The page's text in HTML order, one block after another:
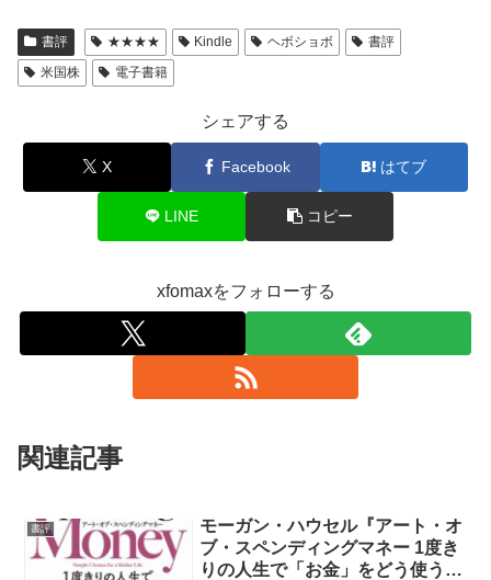
書評 ★★★★ Kindle ヘボショボ
書評
米国株
電子書籍
シェアする
X Facebook はてブ
LINE コピー
xfomaxをフォローする
関連記事
書評
モーガン・ハウセル『アート・オ
ブ・スペンディングマネー 1度き
りの人生で「お金」をどう使うべ